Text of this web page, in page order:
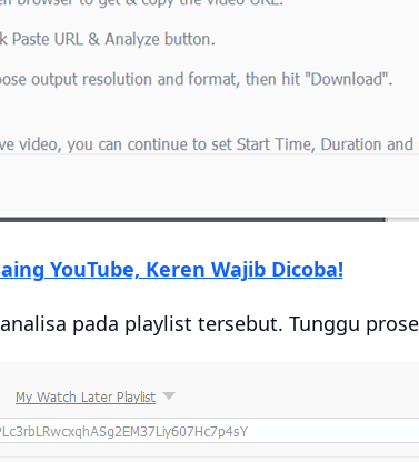
YouTube, Keren Wajib Dicoba!
pada playlist tersebut. Tunggu